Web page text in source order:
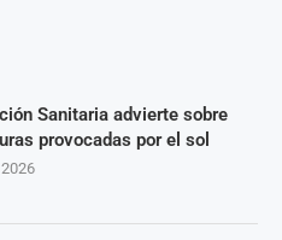
Sanitaria advierte sobre
provocadas por el sol